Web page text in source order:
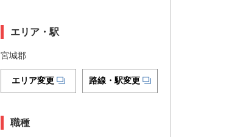
エリア・駅
宮城郡
エリア変更 路線・駅変更
職種